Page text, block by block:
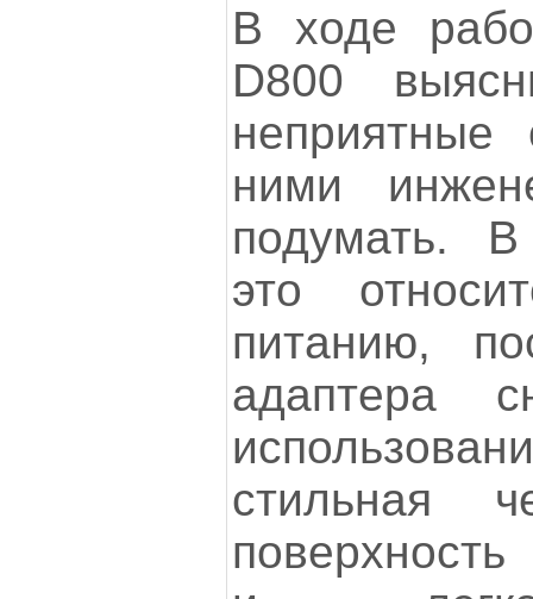
В ходе
D800
неприятные
ними
подумать.
это
питанию,
адаптера
стильная